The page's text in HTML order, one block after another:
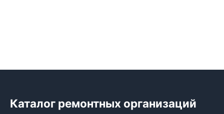
Каталог ремонтных организаций